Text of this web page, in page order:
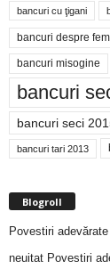
bancuri cu ţigani
bancuri despre
bancuri misogine
bancuri
bancuri seci
bancuri tari 2013
Blogroll
Povestiri
neuitat Povestiri